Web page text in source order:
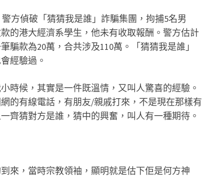
方偵破「猜猜我是誰」詐騙集團，拘捕5名男
的港大經濟系學生，他未有收取報酬。警方估計
騙款為20萬，合共涉及110萬。「猜猜我是誰」
經驗過。
時候，其實是一件既溫情，又叫人驚喜的經驗。
的有線電話，有朋友/親戚打來，不是現在那樣有
齊猜對方是誰，猜中的興奮，叫人有一種期待。
來，當時宗教領袖，顯明就是估下佢是何方神